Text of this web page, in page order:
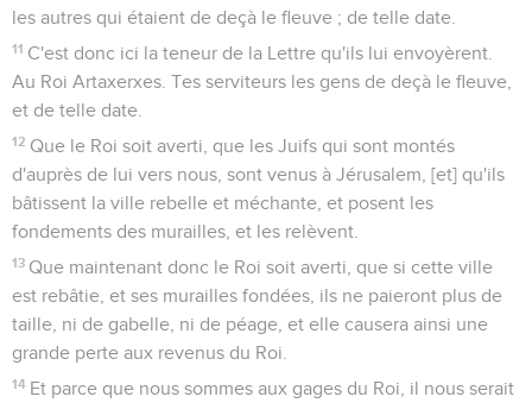
les autres qui étaient de deçà le fleuve ; de telle date.
11 C'est donc ici la teneur de la Lettre qu'ils lui envoyèrent.
Au Roi Artaxerxes. Tes serviteurs les gens de deçà le fleuve,
et de telle date.
12 Que le Roi soit averti, que les Juifs qui sont montés
d'auprès de lui vers nous, sont venus à Jérusalem, [et] qu'ils
bâtissent la ville rebelle et méchante, et posent les
fondements des murailles, et les relèvent.
13 Que maintenant donc le Roi soit averti, que si cette ville
est rebâtie, et ses murailles fondées, ils ne paieront plus de
taille, ni de gabelle, ni de péage, et elle causera ainsi une
grande perte aux revenus du Roi.
14 Et parce que nous sommes aux gages du Roi, il nous serait